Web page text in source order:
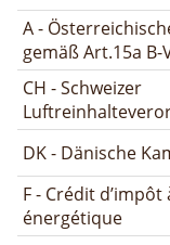
A -
gemäß Art.15a B-
CH - Schweizer
DK - Dänische
F - Crédit
énergétique